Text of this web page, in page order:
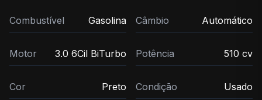
Combustível Gasolina Câmbio Automático
Motor 3.0 6Cil BiTurbo Potência 510 cv
Cor Preto Condição Usado